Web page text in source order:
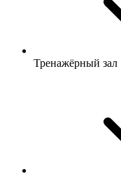
Тренажёрный зал